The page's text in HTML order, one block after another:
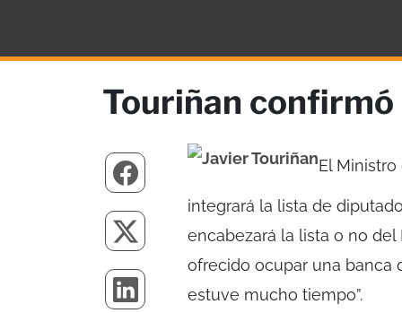
Touriñan
El
integrará la lista de
encabezará la lista o no del
ofrecido ocupar una banca
estuve mucho tiempo”.